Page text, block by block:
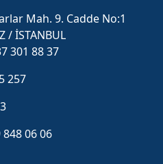
Mah. 9. Cadde No:1
/ İSTANBUL
301 88 37
257
06 06